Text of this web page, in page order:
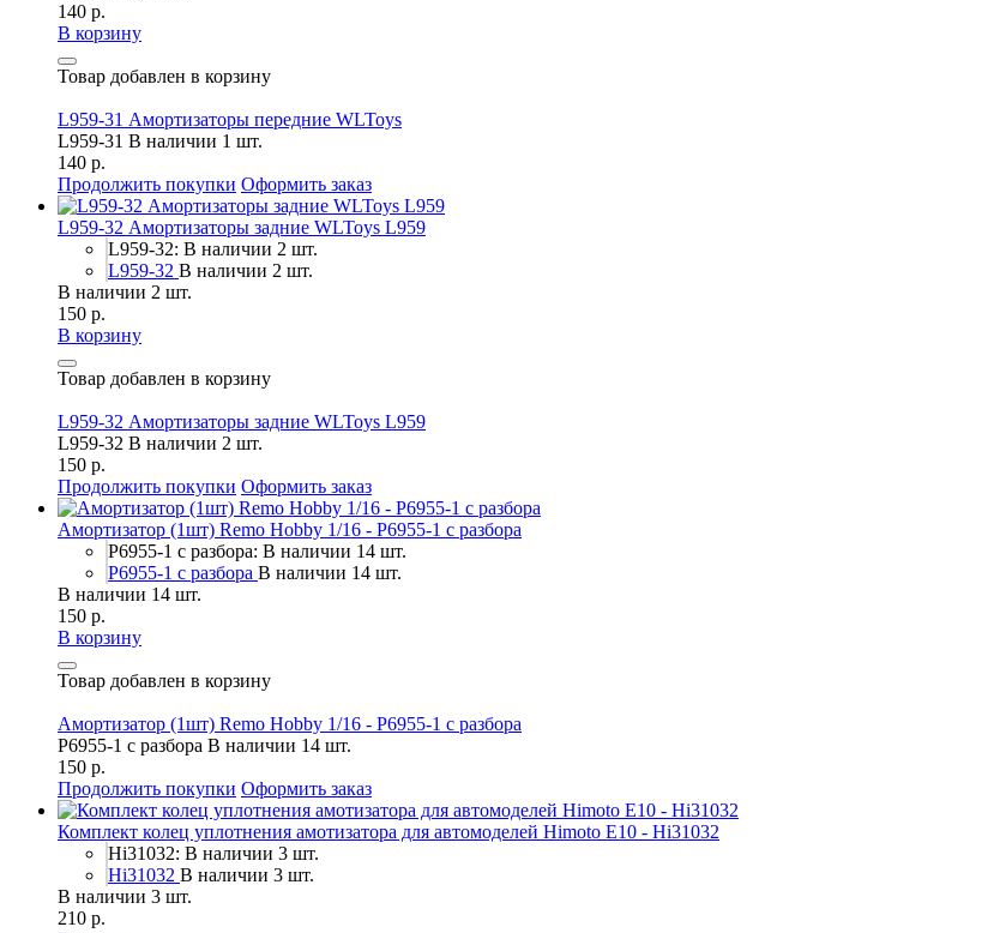
140 р.
В корзину
Товар добавлен в корзину
L959-31 Амортизаторы передние WLToys
L959-31 В наличии 1 шт.
140 р.
Продолжить покупки Оформить заказ
L959-32 Амортизаторы задние WLToys L959
L959-32: В наличии 2 шт.
L959-32 В наличии 2 шт.
В наличии 2 шт.
150 р.
В корзину
Товар добавлен в корзину
L959-32 Амортизаторы задние WLToys L959
L959-32 В наличии 2 шт.
150 р.
Продолжить покупки Оформить заказ
Амортизатор (1шт) Remo Hobby 1/16 - P6955-1 с разбора
P6955-1 с разбора: В наличии 14 шт.
P6955-1 с разбора В наличии 14 шт.
В наличии 14 шт.
150 р.
В корзину
Товар добавлен в корзину
Амортизатор (1шт) Remo Hobby 1/16 - P6955-1 с разбора
P6955-1 с разбора В наличии 14 шт.
150 р.
Продолжить покупки Оформить заказ
Комплект колец уплотнения амотизатора для автомоделей Himoto E10 - Hi31032
Hi31032: В наличии 3 шт.
Hi31032 В наличии 3 шт.
В наличии 3 шт.
210 р.